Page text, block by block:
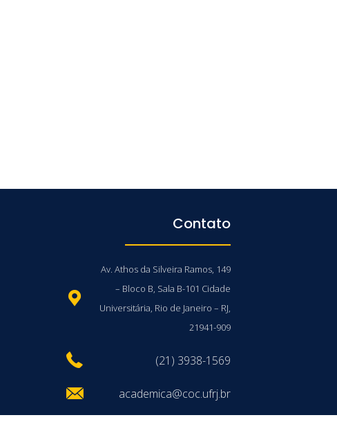
Contato
Av. Athos da Silveira Ramos, 149
– Bloco B, Sala B-101 Cidade
Universitária, Rio de Janeiro – RJ,
21941-909
(21) 3938-1569
academica@coc.ufrj.br